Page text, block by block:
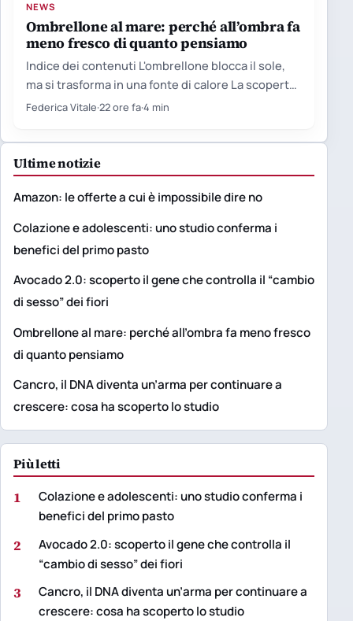
NEWS
Ombrellone al mare: perché all’ombra fa
meno fresco di quanto pensiamo
Indice dei contenuti L'ombrellone blocca il sole,
ma si trasforma in una fonte di calore La scoperta
nata…
Federica Vitale·22 ore fa·4 min
Ultime notizie
Amazon: le offerte a cui è impossibile dire no
Colazione e adolescenti: uno studio conferma i
benefici del primo pasto
Avocado 2.0: scoperto il gene che controlla il “cambio
di sesso” dei fiori
Ombrellone al mare: perché all’ombra fa meno fresco
di quanto pensiamo
Cancro, il DNA diventa un’arma per continuare a
crescere: cosa ha scoperto lo studio
Più letti
1
Colazione e adolescenti: uno studio conferma i
benefici del primo pasto
2
Avocado 2.0: scoperto il gene che controlla il
“cambio di sesso” dei fiori
3
Cancro, il DNA diventa un’arma per continuare a
crescere: cosa ha scoperto lo studio